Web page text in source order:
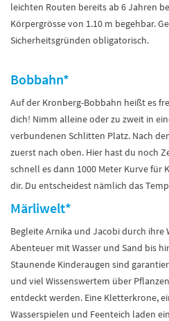
leichten Routen bereits ab 6 Jahren
Körpergrösse von 1.10 m begehbar.
Sicherheitsgründen obligatorisch.
Bobbahn*
Auf der Kronberg-Bobbahn heißt es
dich! Nimm alleine oder zu zweit in
verbundenen Schlitten Platz. Nach
zuerst nach oben. Hier hast du noch
schnell es dann 1000 Meter Kurve für
dir. Du entscheidest nämlich das
Märliwelt*
Begleite Arnika und Jacobi durch
Abenteuer mit Wasser und Sand bis
Staunende Kinderaugen sind
und viel Wissenswertem über
entdeckt werden. Eine Kletterkrone,
Wasserspielen und Feenteich laden